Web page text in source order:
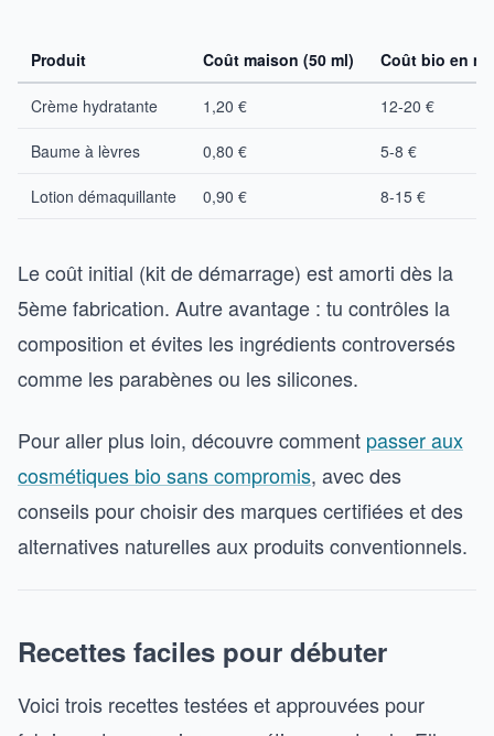
Produit Coût maison (50 ml) Coût bio en
Crème hydratante 1,20 € 12-20 €
Baume à lèvres 0,80 € 5-8 €
Lotion démaquillante 0,90 € 8-15 €
Le coût initial (kit de démarrage) est amorti dès la
5ème fabrication. Autre avantage : tu contrôles la
composition et évites les ingrédients controversés
comme les parabènes ou les silicones.
Pour aller plus loin, découvre comment passer aux
cosmétiques bio sans compromis, avec des
conseils pour choisir des marques certifiées et des
alternatives naturelles aux produits conventionnels.
Recettes faciles pour débuter
Voici trois recettes testées et approuvées pour